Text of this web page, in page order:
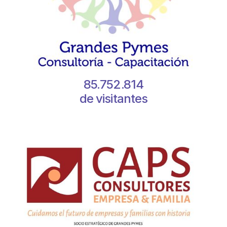
Muchas gracias, Carlos
Es un gusto que nos acompañes y que
encuentres material de tu interes.
Saludos cordiales
juancarlos
18 julio, 2018 at 7:58 pm
mis libros son testimonios biográficos reales de
personas que tienen muchas características
inherentes a la resiliencia. Nunca está demás
recibir mayor información para seguir
aprendiendo acerca del tema. Yo pienso que el
hecho de tener la intención que querer ser más
85.752.814
de visitantes